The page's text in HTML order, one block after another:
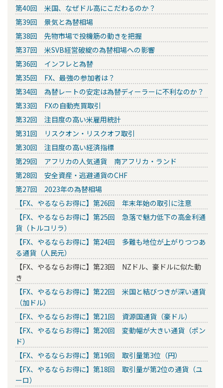
第40回 米国、なぜドル高にこだわるのか？
第39回 景気と為替相場
第38回 先物市場で投機筋の動きを把握
第37回 米SVB経営破綻の為替相場への影響
第36回 インフレと為替
第35回 FX、最強の参加者は？
第34回 為替レートの安定は為替ディーラーに不利なのか？
第33回 FXの自動売買取引
第32回 注目度の高い米雇用統計
第31回 リスクオン・リスクオフ取引
第30回 注目度の高い経済指標
第29回 アフリカの人気通貨 南アフリカ・ランド
第28回 安全資産・逃避通貨のCHF
第27回 2023年の為替相場
【FX、やるならお得に】第26回 年末年始の取引に注意
【FX、やるならお得に】第25回 急落で魅力低下の高金利通
貨（トルコリラ）
【FX、やるならお得に】第24回 多難も地位が上がりつつあ
る通貨（人民元）
【FX、やるならお得に】第23回 NZドル、豪ドルに似た動
き
【FX、やるならお得に】第22回 米国と結びつきが深い通貨
（加ドル）
【FX、やるならお得に】第21回 資源国通貨（豪ドル）
【FX、やるならお得に】第20回 変動幅が大きい通貨（ポン
ド）
【FX、やるならお得に】第19回 取引量第3位（円）
【FX、やるならお得に】第18回 取引量が第2位の通貨（ユ
ーロ）